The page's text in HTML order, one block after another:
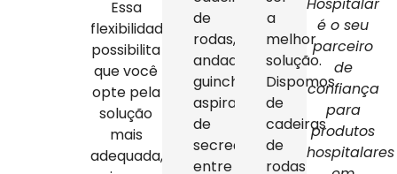
Essa
flexibilidade
possibilita
que você
opte pela
solução
mais
adequada,
de
rodas,
andadores,
guinchos,
aspiradores
de
secreção,
entre
a
melhor
solução.
Dispomos
de
cadeiras
de
rodas
é o seu
parceiro
de
confiança
para
produtos
hospitalares